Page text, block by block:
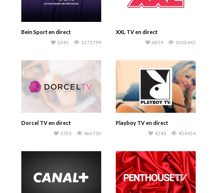
Bein Sport en direct
1271799
3345
XXL TV en direct
1050443
6854
Dorcel TV en direct
466730
3705
Playboy TV en direct
454434
4243